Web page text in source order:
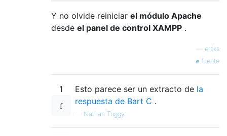
Y no olvide reiniciar el módulo Apache
desde el panel de control XAMPP .
ersks
fuente
1 Esto parece ser un extracto de la
respuesta de Bart C .
— Nathan Tuggy